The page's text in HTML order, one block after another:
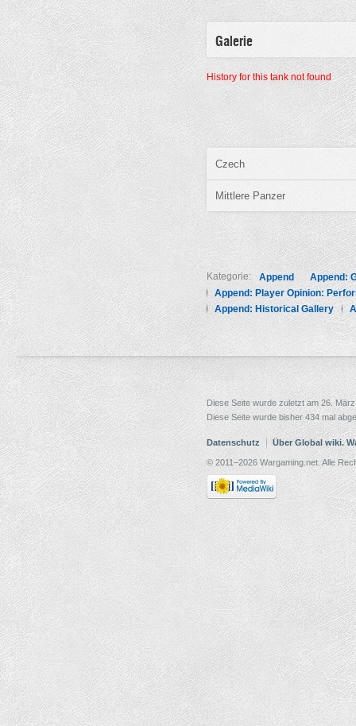
Galerie
History for this tank not found
Czech
Mittlere Panzer
Kategorie: Append
Append:
Append: Player Opinion:
Append: Historical Gallery
Diese Seite wurde zuletzt am 26.
Diese Seite wurde bisher 434 mal
Datenschutz Über Global wiki.
© 2011–2026 Wargaming.net. Alle